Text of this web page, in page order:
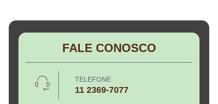
FALE CONOSCO
TELEFONE
11 2369-7077